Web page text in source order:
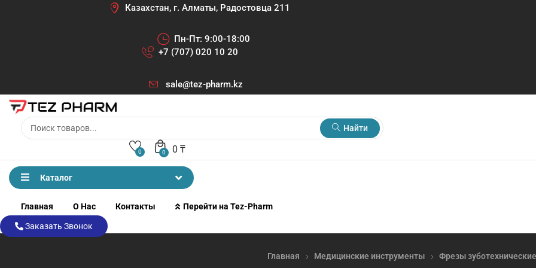
Казахстан, г. Алматы, Радостовца 211
Пн-Пт: 9:00-18:00
+7 (707) 020 10 20
sale@tez-pharm.kz
Найти
0 0 ₸
0
Каталог
Главная О Нас Контакты Перейти на Tez-Pharm
Заказать Звонок
Главная Медицинские инструменты Фрезы зуботехнические